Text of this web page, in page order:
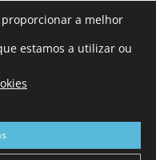
e mais de 90 anos de
de 40.000 leitores por
em Portugal
online.
a melhor
estamos a utilizar ou